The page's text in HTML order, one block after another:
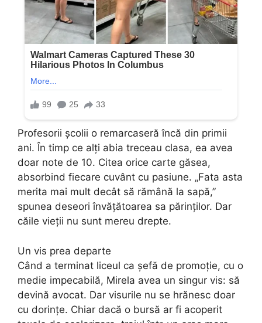
Profesorii școlii o remarcaseră încă din primii
ani. În timp ce alți abia treceau clasa, ea avea
doar note de 10. Citea orice carte găsea,
absorbind fiecare cuvânt cu pasiune. „Fata asta
merita mai mult decât să rămână la sapă,”
spunea deseori învățătoarea sa părinților. Dar
căile vieții nu sunt mereu drepte.
Un vis prea departe
Când a terminat liceul ca șefă de promoție, cu o
medie impecabilă, Mirela avea un singur vis: să
devină avocat. Dar visurile nu se hrănesc doar
cu dorințe. Chiar dacă o bursă ar fi acoperit